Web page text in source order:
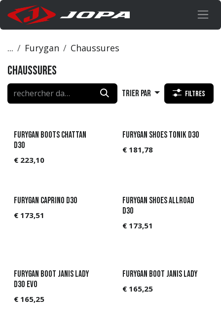
Se rendre au contenu
... Furygan Chaussures
Chaussures
Trier par Filtres
Furygan Boots Chattan
D3O
€ 223,10
Furygan Shoes Tonik D3O
€ 181,78
Furygan Caprino D3O
€ 173,51
Furygan Shoes Allroad
D3O
€ 173,51
Furygan Boot Janis Lady
D3O Evo
€ 165,25
Furygan Boot Janis Lady
€ 165,25